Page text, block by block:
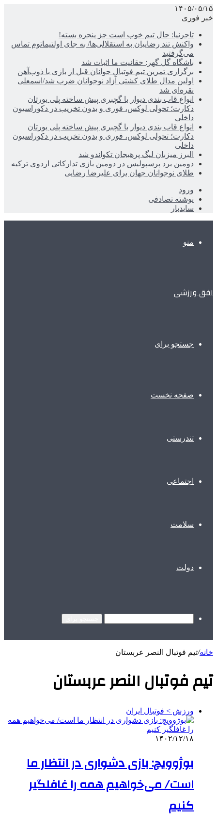
۱۴۰۵/۰۵/۱۵
خبر فوری
تاجرنیا: حال تیم خوب است جز پنجره بسته!
واکنش تند رضاییان به استقلالی‌ها/ به جای اولتیماتوم تماس
می‌گرفتید
باشگاه گل گهر: حقانیت ما اثبات شد
برگزاری تمرین تیم فوتبال جوانان قبل از بازی با ذوب‌آهن
اولین مدال طلای کشتی آزاد نوجوانان ضرب شد/اسمعلی
نقره‌ای شد
انواع قاب بندی دیوار با گچبری پیش ساخته پلی یورتان
دکارت؛ تحولی لوکس، فوری و بدون تخریب در دکوراسیون
داخلی
انواع قاب بندی دیوار با گچبری پیش ساخته پلی یورتان
دکارت؛ تحولی لوکس، فوری و بدون تخریب در دکوراسیون
داخلی
البرز میزبان لیگ پرهیجان تکواندو شد
دومین برد پرسپولیس در دومین بازی تدارکاتی اردوی ترکیه
طلای نوجوانان جهان برای علیرضا رضایی
ورود
نوشته تصادفی
سایدبار
منو
افق ورزشی
جستجو برای
صفحه نخست
تندرستی
اجتماعی
سلامت
دولت
خانه/تیم فوتبال النصر عربستان
تیم فوتبال النصر عربستان
ورزش > فوتبال ایران
۱۴۰۲/۱۲/۱۸
بوژوویچ: بازی دشواری در انتظار ما
است/ می‌خواهیم همه را غافلگیر
کنیم